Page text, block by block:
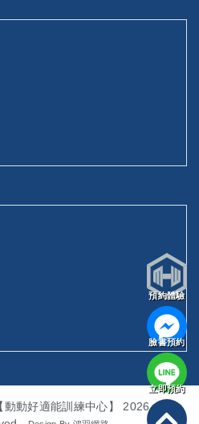
動好適能訓練中心】 2026. All
預約體驗
臉書預約
立即預約